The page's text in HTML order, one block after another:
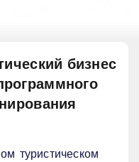
бизнес
туристическом